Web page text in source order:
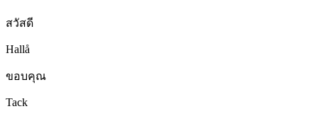
สวัสดี
Hallå
ขอบคุณ
Tack